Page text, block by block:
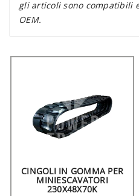
gli articoli sono compatibili
OEM.
CINGOLI IN GOMMA PER
MINIESCAVATORI
230X48X70K